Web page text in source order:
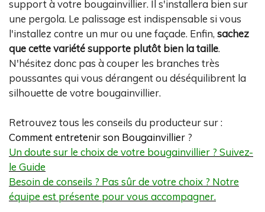
support à votre bougainvillier. Il s'installera bien sur
une pergola. Le palissage est indispensable si vous
l'installez contre un mur ou une façade. Enfin, sachez
que cette variété supporte plutôt bien la taille.
N'hésitez donc pas à couper les branches très
poussantes qui vous dérangent ou déséquilibrent la
silhouette de votre bougainvillier.
Retrouvez tous les conseils du producteur sur :
Comment entretenir son Bougainvillier ?
Un doute sur le choix de votre bougainvillier ? Suivez-
le Guide
Besoin de conseils ? Pas sûr de votre choix ? Notre
équipe est présente pour vous accompagner.